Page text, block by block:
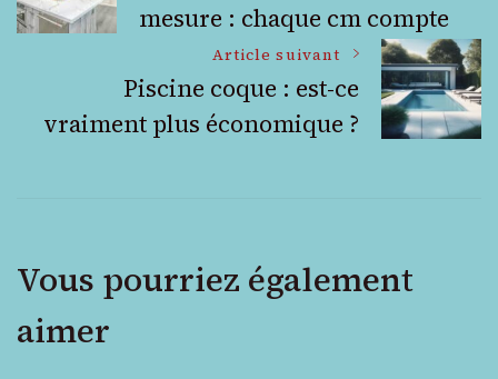
des
articles
mesure : chaque cm compte
Article suivant
Piscine coque : est-ce
vraiment plus économique ?
Vous pourriez également
aimer